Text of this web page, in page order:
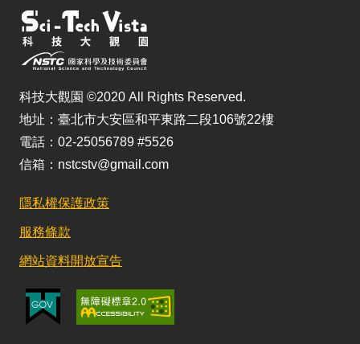
科技大觀園 ©2020 All Rights Reserved.
地址：臺北市大安區和平東路二段106號22樓
電話：02-25056789 #5526
信箱：nstcstv@gmail.com
隱私權保護政策
服務條款
網站資料開放宣告